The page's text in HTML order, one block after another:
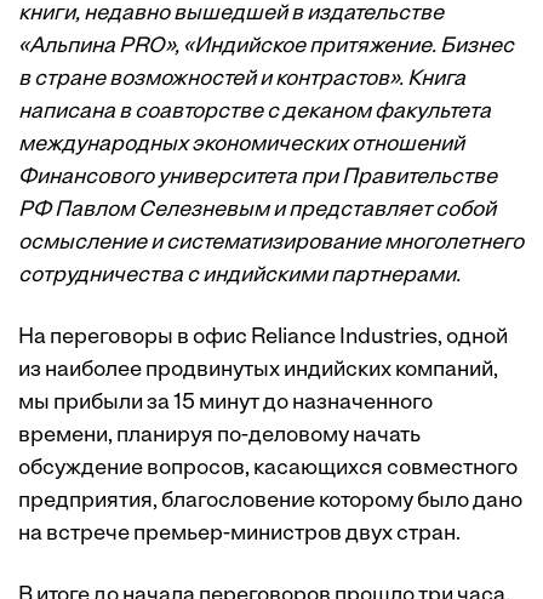
книги, недавно вышедшей в издательстве
«Альпина PRO», «Индийское притяжение. Бизнес
в стране возможностей и контрастов». Книга
написана в соавторстве с деканом факультета
международных экономических отношений
Финансового университета при Правительстве
РФ Павлом Селезневым и представляет собой
осмысление и систематизирование многолетнего
сотрудничества с индийскими партнерами.
На переговоры в офис Reliance Industries, одной
из наиболее продвинутых индийских компаний,
мы прибыли за 15 минут до назначенного
времени, планируя по-деловому начать
обсуждение вопросов, касающихся совместного
предприятия, благословение которому было дано
на встрече премьер-министров двух стран.